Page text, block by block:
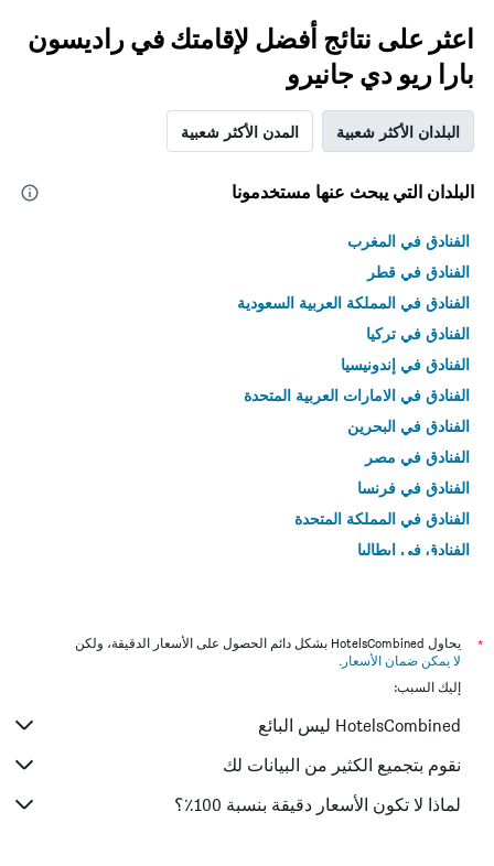
اعثر على نتائج أفضل لإقامتك في راديسون
بارا ريو دي جانيرو
البلدان الأكثر شعبية المدن الأكثر شعبية
البلدان التي يبحث عنها مستخدمونا
الفنادق في المغرب
الفنادق في قطر
الفنادق في المملكة العربية السعودية
الفنادق في تركيا
الفنادق في إندونيسيا
الفنادق في الامارات العربية المتحدة
الفنادق في البحرين
الفنادق في مصر
الفنادق في فرنسا
الفنادق في المملكة المتحدة
الفنادق في إيطاليا
*
يحاول HotelsCombined بشكل دائم الحصول على الأسعار الدقيقة، ولكن
لا يمكن ضمان الأسعار .
إليك السبب:
HotelsCombined ليس البائع
نقوم بتجميع الكثير من البيانات لك
لماذا لا تكون الأسعار دقيقة بنسبة 100٪؟